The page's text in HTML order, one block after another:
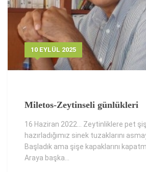
10 EYLÜL 2025
Miletos-Zeytinseli günlükleri
16 Haziran 2022... Zeytinliklere pet
hazırladığımız sinek tuzaklarını
Başladık ama şişe kapaklarını
Araya başka...